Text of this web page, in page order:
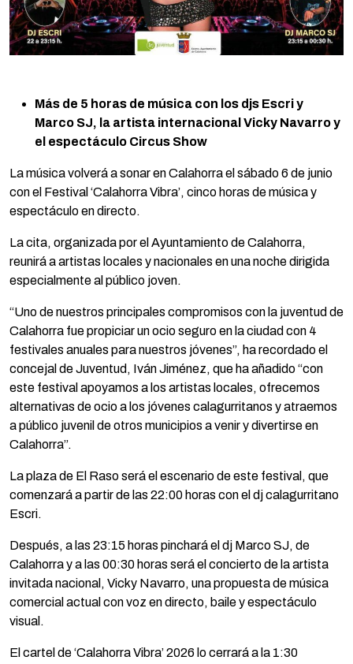
Más de 5 horas de música con los djs Escri y
Marco SJ, la artista internacional Vicky Navarro y
el espectáculo Circus Show
La música volverá a sonar en Calahorra el sábado 6 de junio
con el Festival ‘Calahorra Vibra’, cinco horas de música y
espectáculo en directo.
La cita, organizada por el Ayuntamiento de Calahorra,
reunirá a artistas locales y nacionales en una noche dirigida
especialmente al público joven.
“Uno de nuestros principales compromisos con la juventud de
Calahorra fue propiciar un ocio seguro en la ciudad con 4
festivales anuales para nuestros jóvenes”, ha recordado el
concejal de Juventud, Iván Jiménez, que ha añadido “con
este festival apoyamos a los artistas locales, ofrecemos
alternativas de ocio a los jóvenes calagurritanos y atraemos
a público juvenil de otros municipios a venir y divertirse en
Calahorra”.
La plaza de El Raso será el escenario de este festival, que
comenzará a partir de las 22:00 horas con el dj calagurritano
Escri.
Después, a las 23:15 horas pinchará el dj Marco SJ, de
Calahorra y a las 00:30 horas será el concierto de la artista
invitada nacional, Vicky Navarro, una propuesta de música
comercial actual con voz en directo, baile y espectáculo
visual.
El cartel de ‘Calahorra Vibra’ 2026 lo cerrará a la 1:30